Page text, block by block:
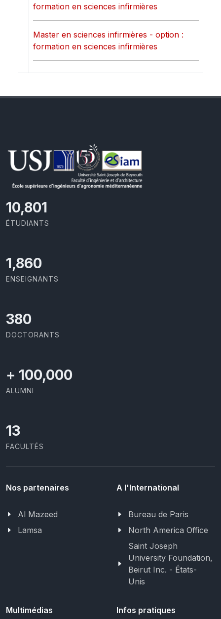
formation en sciences infirmières
Master en sciences infirmières - option :
formation en sciences infirmières
11,727
ÉTUDIANTS
2,029
ENSEIGNANTS
414
DOCTORANTS
+ 100,000
ALUMNI
13
FACULTÉS
Nos partenaires
Al Mazeed
Lamsa
A l'International
Bureau de Paris
North America Office
Saint Joseph
University Foundation,
Beirut Inc. - États-
Unis
Multimédias Infos pratiques